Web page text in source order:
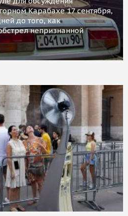
Карабахе 17 сентября,
до того, как
непризнанной